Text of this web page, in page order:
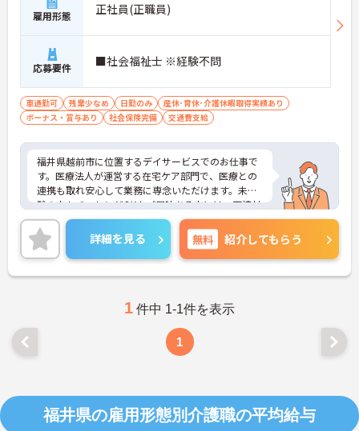
雇用形態 正社員(正職員)
応募要件 ■社会福祉士 ※経験不問
車通勤可 残業少なめ 日勤のみ
産休･育休･介護休暇取得実績あり
ボーナス・賞与あり
社会保険完備 交通費支給
福井県越前市に位置するデイサービスでのお仕事で
す。医療法人が運営する在宅ケア部門で、医療との
連携も取れ安心して業務に専念いただけます。未経
験の方もチャレンジOK！ご興味ある方には、面接対
策ポイントなど、さらに詳細をお話しいたしますの
でお気軽にご相談ください！
詳細を見る 無料 紹介してもらう
1 件中 1-1件を表示
1
福井県の雇用形態別介護職の平均給与